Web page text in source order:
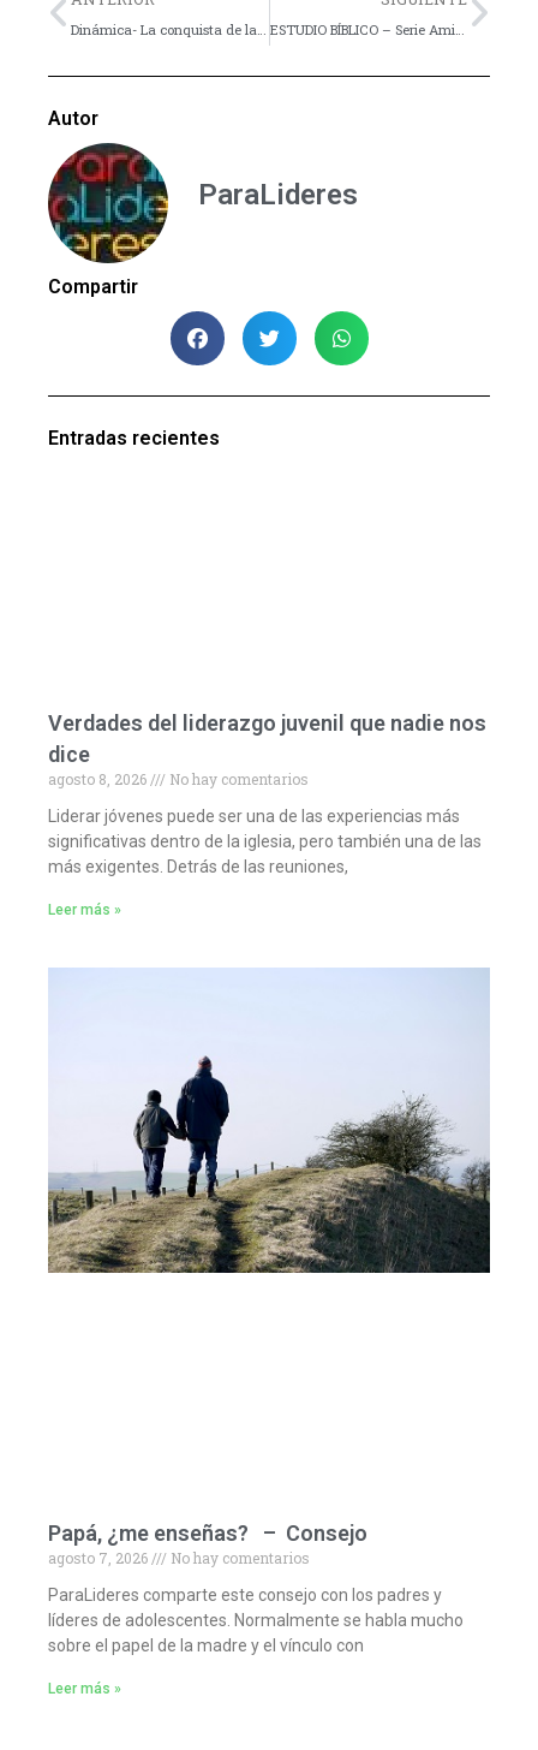
Dinámica- La conquista de la Bandera ESTUDIO BÍBLICO – Serie Amistad con Dios – Parte 5
Autor
ParaLideres
Compartir
Entradas recientes
Verdades del liderazgo juvenil que nadie nos
dice
agosto 8, 2026
No hay comentarios
Liderar jóvenes puede ser una de las experiencias más
significativas dentro de la iglesia, pero también una de las
más exigentes. Detrás de las reuniones,
Leer más »
Papá, ¿me enseñas? – Consejo
agosto 7, 2026
No hay comentarios
ParaLideres comparte este consejo con los padres y
líderes de adolescentes. Normalmente se habla mucho
sobre el papel de la madre y el vínculo con
Leer más »